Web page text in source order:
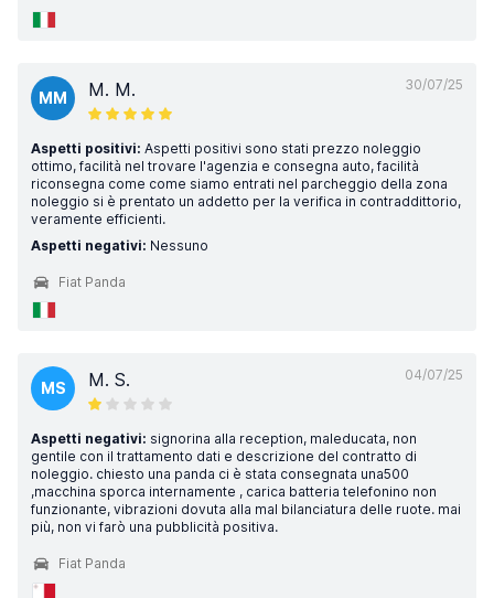
30/07/25
MM M. M.
Aspetti positivi: Aspetti positivi sono stati prezzo noleggio
ottimo, facilità nel trovare l'agenzia e consegna auto, facilità
riconsegna come come siamo entrati nel parcheggio della zona
noleggio si è prentato un addetto per la verifica in contraddittorio,
veramente efficienti.
Aspetti negativi: Nessuno
Fiat Panda
04/07/25
MS M. S.
Aspetti negativi: signorina alla reception, maleducata, non
gentile con il trattamento dati e descrizione del contratto di
noleggio. chiesto una panda ci è stata consegnata una500
,macchina sporca internamente , carica batteria telefonino non
funzionante, vibrazioni dovuta alla mal bilanciatura delle ruote. mai
più, non vi farò una pubblicità positiva.
Fiat Panda